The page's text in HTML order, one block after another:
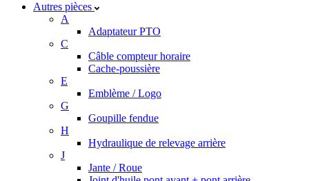
Autres pièces
A
Adaptateur PTO
C
Câble compteur horaire
Cache-poussière
E
Emblème / Logo
G
Goupille fendue
H
Hydraulique de relevage arrière
J
Jante / Roue